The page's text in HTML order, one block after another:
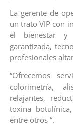
La gerente de
un trato VIP con
el bienestar y
garantizada,
profesionales
“Ofrecemos
colorimetría,
relajantes,
toxina
entre otros “.